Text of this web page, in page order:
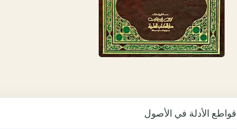
قواطع الأدلة في الأصول